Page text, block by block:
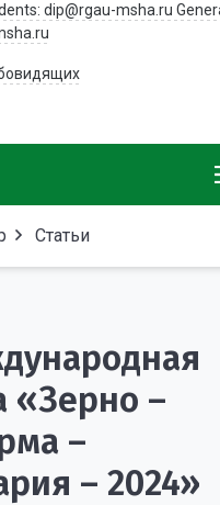
dip@rgau-msha.ru
Статьи
«Зерно –
–
– 2024»